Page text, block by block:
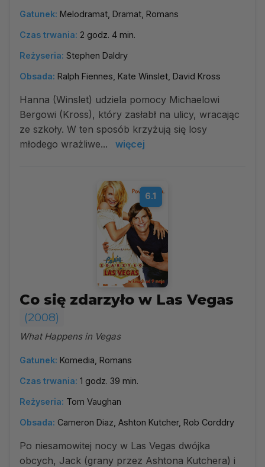
Gatunek: Melodramat, Dramat, Romans
Czas trwania: 2 godz. 4 min.
Reżyseria: Stephen Daldry
Obsada: Ralph Fiennes, Kate Winslet, David Kross
Hanna (Winslet) udziela pomocy Michaelowi
Bergowi (Kross), który zasłabł na ulicy, wracając
ze szkoły. W ten sposób krzyżują się losy
młodego wrażliwe...
więcej
6.1
Co się zdarzyło w Las Vegas
(2008)
What Happens in Vegas
Gatunek: Komedia, Romans
Czas trwania: 1 godz. 39 min.
Reżyseria: Tom Vaughan
Obsada: Cameron Diaz, Ashton Kutcher, Rob Corddry
Po niesamowitej nocy w Las Vegas dwójka
obcych, Jack (grany przez Ashtona Kutchera) i